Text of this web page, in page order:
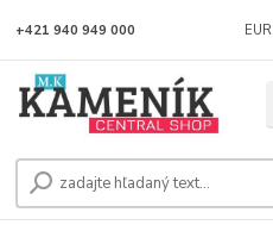
EUR
+421 940 949 000